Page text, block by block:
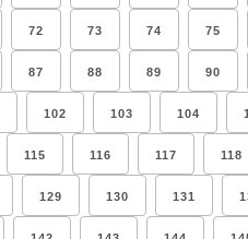
72 73 74 75
87 88 89 90
102 103 104
115 116 117 118
129 130 131